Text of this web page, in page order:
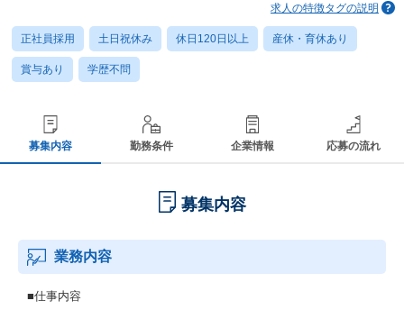
求人の特徴タグの説明
正社員採用 土日祝休み 休日120日以上 産休・育休あり
賞与あり 学歴不問
募集内容 勤務条件 企業情報 応募の流れ
募集内容
業務内容
■仕事内容